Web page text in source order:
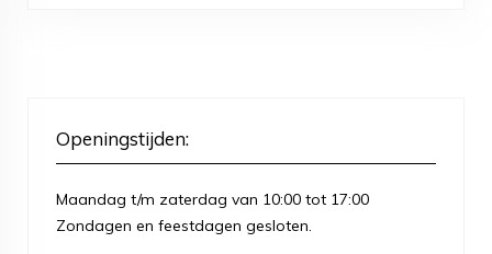
Openingstijden:
Maandag t/m zaterdag van 10:00 tot 17:00
Zondagen en feestdagen gesloten.